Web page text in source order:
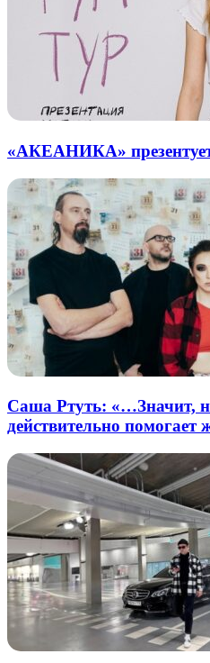
«АКЕАНИКА»
Саша Ртуть: «…Значит,
действительно помогает